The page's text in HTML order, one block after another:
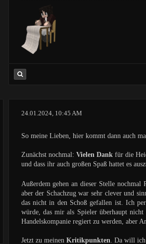
24.01.2024, 10:45 AM
So meine Lieben, hier kommt dann auch
Zunächst nochmal: Vielen Dankfür die
und dass ihr auch großen Spaß hattet es
Außerdem gehen an dieser Stelle nochmal
aber der Schachzug war sehr clever und
das nicht in den Schoß gefallen ist. Ich
würde, das mir als Spieler überhaupt
Handelskompanie regiert zu werden, aber
Jetzt zu meinen Kritikpunkten. Da will ich